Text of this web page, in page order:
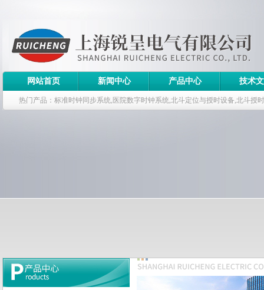
网站首页 新闻中心 产品中心 技术
热门产品：标准时钟同步系统,医院数字时钟系统,北斗定位与授时设备,北斗授